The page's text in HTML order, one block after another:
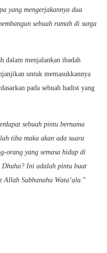
yang mengerjakannya dua
sebuah rumah di surga
dalam menjalankan ibadah
untuk memasukkannya
pada sebuah hadist yang
sebuah pintu bernama
tiba maka akan ada suara
orang yang semasa hidup di
Dhuha? Ini adalah pintu buat
Allah Subhanahu Wata’ala.”